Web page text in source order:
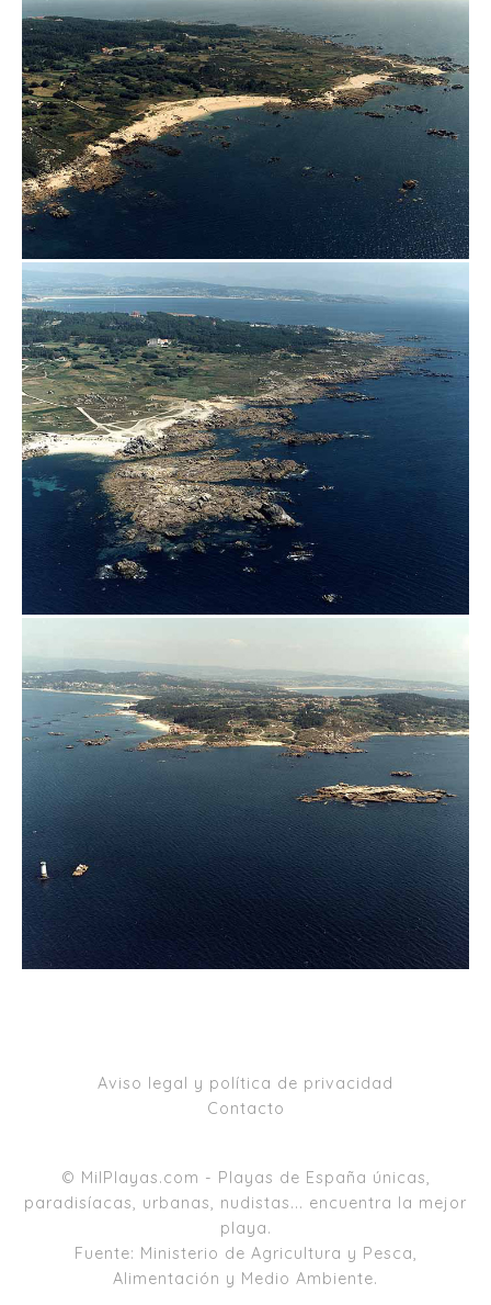
Aviso legal y política de privacidad
Contacto
© MilPlayas.com - Playas de España únicas,
paradisíacas, urbanas, nudistas... encuentra la mejor
playa.
Fuente: Ministerio de Agricultura y Pesca,
Alimentación y Medio Ambiente.